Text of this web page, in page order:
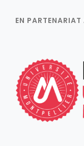
EN PARTENARIAT